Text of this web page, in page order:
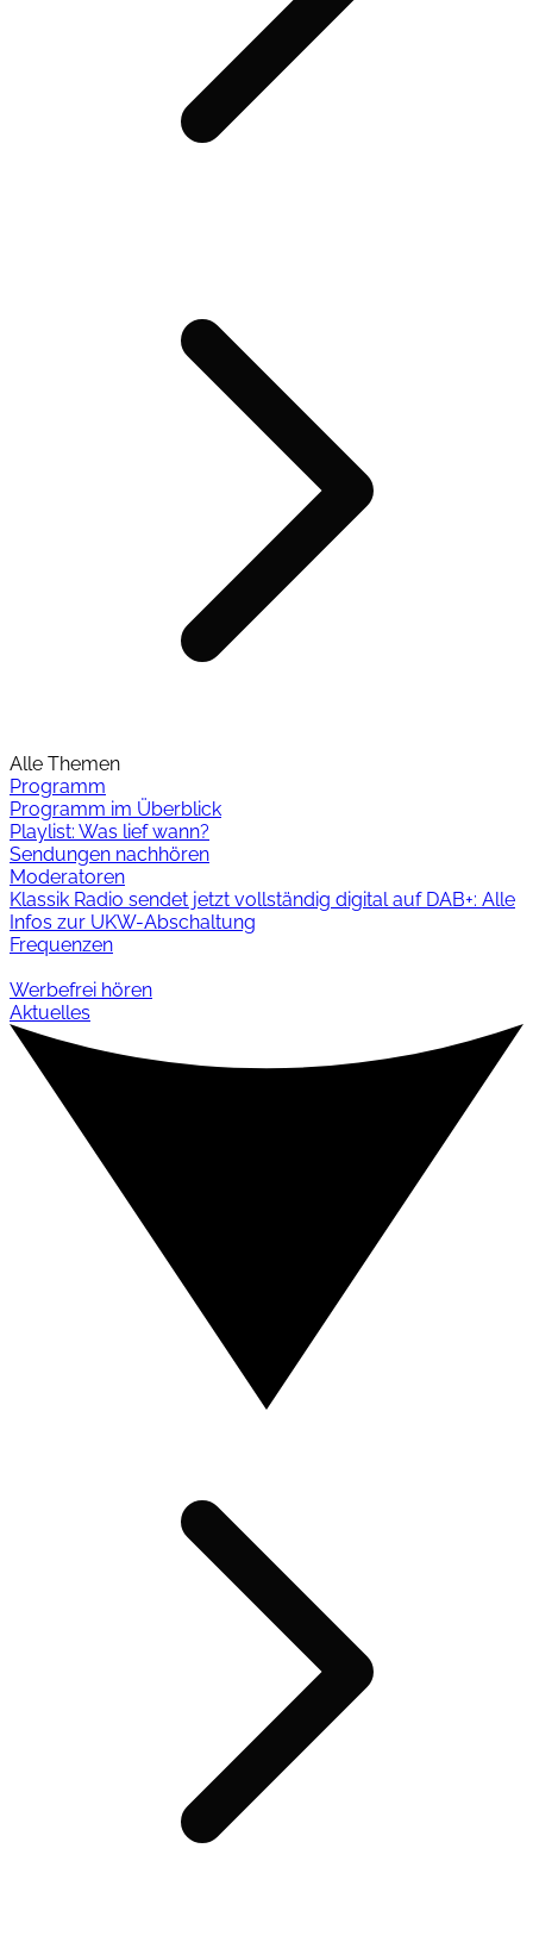
Alle Themen
Programm
Programm im Überblick
Playlist: Was lief wann?
Sendungen nachhören
Moderatoren
Klassik Radio sendet jetzt vollständig digital auf DAB+: Alle
Infos zur UKW-Abschaltung
Frequenzen
Werbefrei hören
Aktuelles